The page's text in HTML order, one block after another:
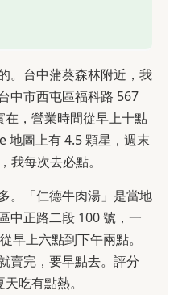
。台中蒲葵森林附近，我
中市西屯區福科路 567
，營業時間從早上十點
地圖上有 4.5 顆星，週末
我每次去必點。
。「仁德牛肉湯」是當地
中正路二段 100 號，一
早上六點到下午兩點。
賣完，要早點去。評分
吃有點熱。